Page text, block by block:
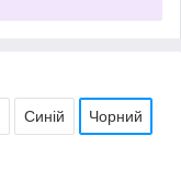
Синій Чорний